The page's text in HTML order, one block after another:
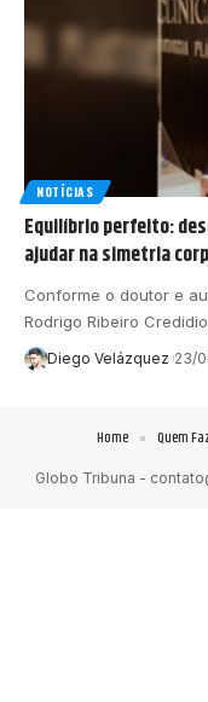
NOTÍCIAS
Equilíbrio perfeito:
ajudar na simetria
Conforme o doutor e
Rodrigo Ribeiro
Diego Velázquez 23/
Globo Tribuna -
Home Quem